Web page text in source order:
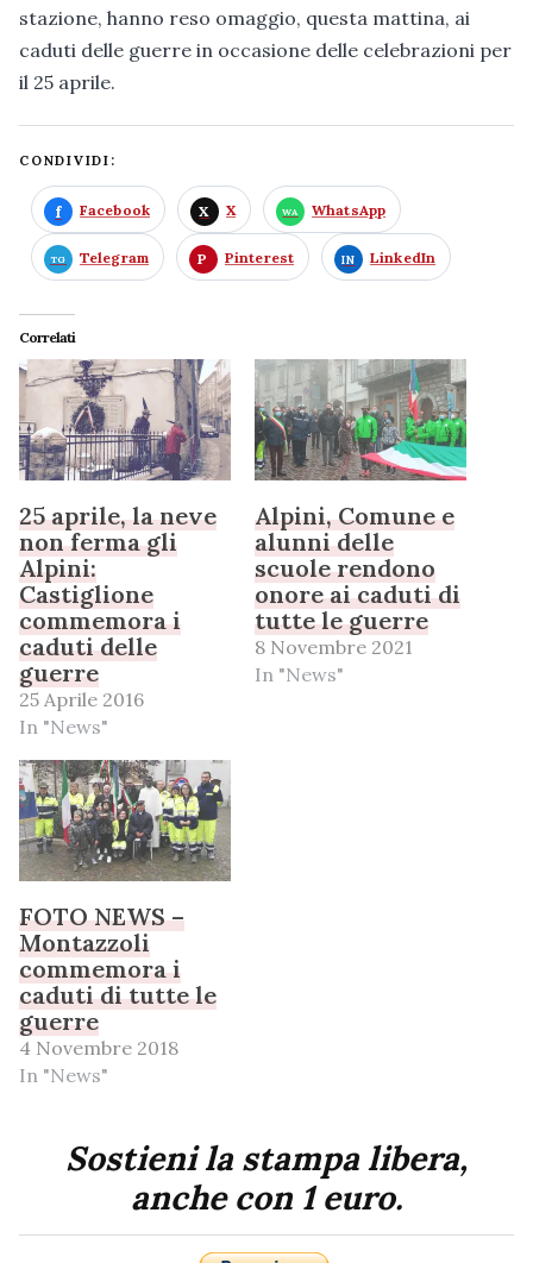
stazione, hanno reso omaggio, questa mattina, ai
caduti delle guerre in occasione delle celebrazioni per
il 25 aprile.
CONDIVIDI:
Facebook X WhatsApp
Telegram Pinterest LinkedIn
Correlati
25 aprile, la neve
non ferma gli
Alpini:
Castiglione
commemora i
caduti delle
guerre
25 Aprile 2016
In "News"
Alpini, Comune e
alunni delle
scuole rendono
onore ai caduti di
tutte le guerre
8 Novembre 2021
In "News"
FOTO NEWS –
Montazzoli
commemora i
caduti di tutte le
guerre
4 Novembre 2018
In "News"
Sostieni la stampa libera,
anche con 1 euro.